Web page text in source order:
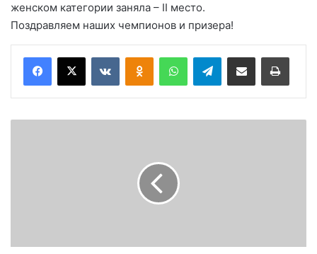
женском категории заняла – ІІ место.
Поздравляем наших чемпионов и призера!
Telegram
а